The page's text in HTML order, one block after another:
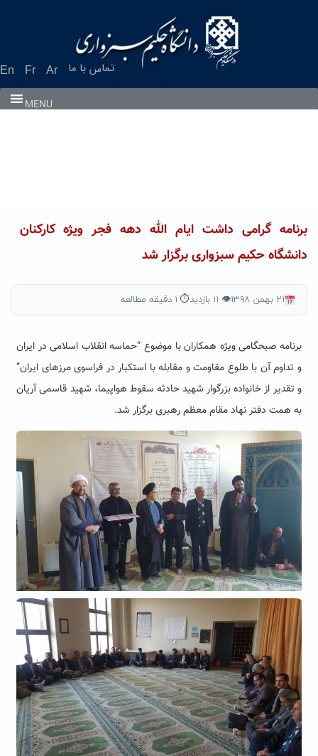
En Fr Ar تماس با ما
MENU
برنامه گرامی داشت ایام الله دهه فجر ویژه کارکنان
دانشگاه حکیم سبزواری برگزار شد
۲۱ بهمن ۱۳۹۸ 👁 ۱۱ بازدید ⏱ ۱ دقیقه مطالعه
برنامه صبحگامی ویژه همکاران با موضوع “حماسه انقلاب اسلامی در ایران
و تداوم آن با طلوع مقاومت و مقابله با استکبار در فراسوی مرزهای ایران”
و تقدیر از خانواده بزرگوار شهید حادثه سقوط هواپیما، شهید قاسمی آریان
به همت دفتر نهاد مقام معظم رهبری برگزار شد.